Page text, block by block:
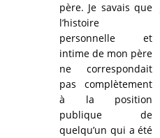
père. Je savais que
l’histoire
personnelle et
intime de mon père
ne correspondait
pas complètement
à la position
publique de
quelqu’un qui a été